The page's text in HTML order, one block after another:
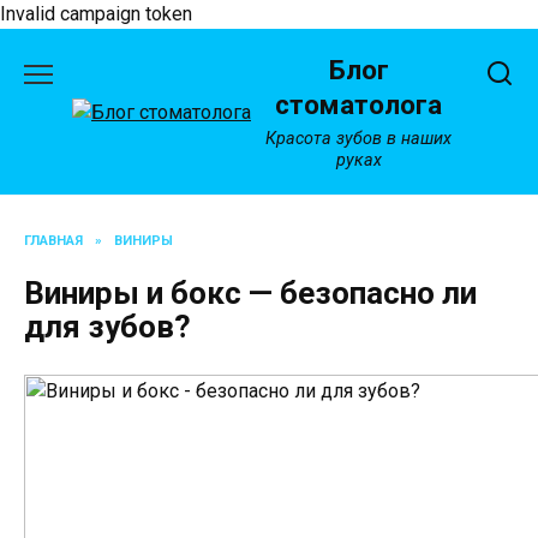
Invalid campaign token
содержанию
Блог
стоматолога
Красота зубов в наших
руках
ГЛАВНАЯ » ВИНИРЫ
Виниры и бокс — безопасно ли
для зубов?